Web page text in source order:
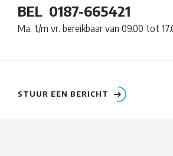
BEL 0187-665421
Ma. t/m vr. bereikbaar van 09.00 tot
STUUR EEN BERICHT